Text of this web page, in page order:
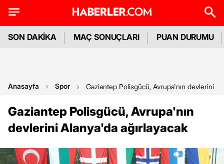
SON DAKİKA MAÇ SONUÇLARI PUAN DURUMU
Anasayfa Spor Gaziantep Polisgücü, Avrupa'nın devlerini
Gaziantep Polisgücü, Avrupa'nın
devlerini Alanya'da ağırlayacak